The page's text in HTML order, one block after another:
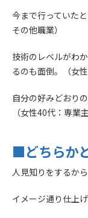
今まで行っていた
その他職業）
技術のレベルがわ
るのも面倒。（女
自分の好みどおり
（女性40代：専業主
■どちらか
人見知りをするか
イメージ通り仕上